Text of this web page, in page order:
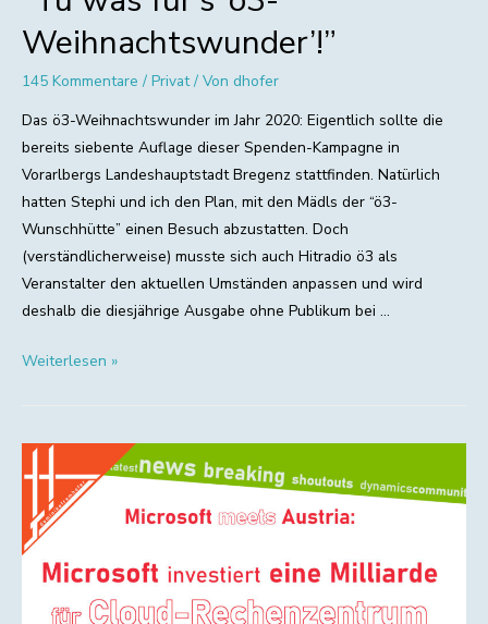
Weihnachtswunder’!”
145 Kommentare / Privat/ Von dhofer
Das ö3-Weihnachtswunder im Jahr 2020: Eigentlich sollte die
bereits siebente Auflage dieser Spenden-Kampagne in
Vorarlbergs Landeshauptstadt Bregenz stattfinden. Natürlich
hatten Stephi und ich den Plan, mit den Mädls der “ö3-
Wunschhütte” einen Besuch abzustatten. Doch
(verständlicherweise) musste sich auch Hitradio ö3 als
Veranstalter den aktuellen Umständen anpassen und wird
deshalb die diesjährige Ausgabe ohne Publikum bei …
“Tu
‘ö3-
Weihnachtswunder’!”
Weiterlesen »